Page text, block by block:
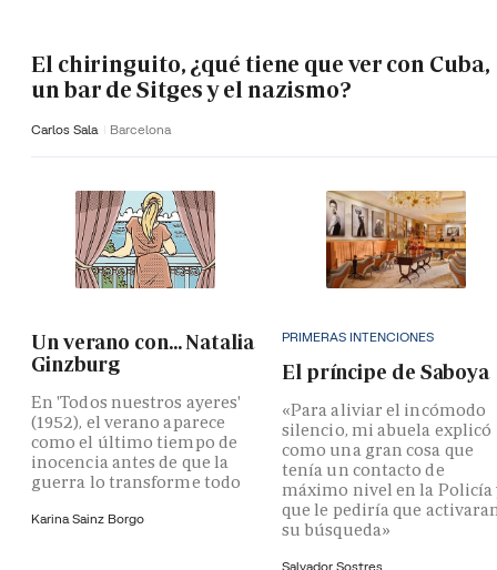
El chiringuito, ¿qué tiene que ver con Cuba,
un bar de Sitges y el nazismo?
Carlos Sala Barcelona
Un verano con... Natalia
Ginzburg
En 'Todos nuestros ayeres'
(1952), el verano aparece
como el último tiempo de
inocencia antes de que la
guerra lo transforme todo
Karina Sainz Borgo
PRIMERAS INTENCIONES
El príncipe de Saboya
«Para aliviar el incómodo
silencio, mi abuela explicó
como una gran cosa que
tenía un contacto de
máximo nivel en la Policía
que le pediría que
su búsqueda»
Salvador Sostres